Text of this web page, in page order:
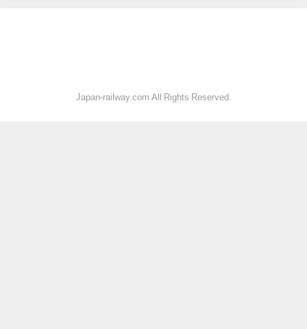
Japan-railway.com All Rights Reserved.